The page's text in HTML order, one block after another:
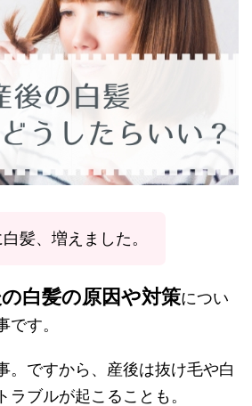
髪、増えました。
白髪の原因や対策につい
す。
。ですから、産後は抜け毛や白
ラブルが起こることも。